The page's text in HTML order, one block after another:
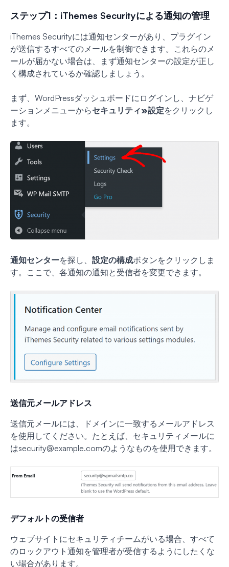
ステップ1：iThemes Securityによる通知の管理
iThemes Securityには通知センターがあり、プラグイン
が送信するすべてのメールを制御できます。これらのメ
ールが届かない場合は、まず通知センターの設定が正し
く構成されているか確認しましょう。
まず、WordPressダッシュボードにログインし、ナビゲ
ーションメニューからセキュリティ»設定をクリックし
ます。
通知センターを探し、 設定の構成ボタンをクリックしま
す。ここで、各通知の通知と受信者を変更できます。
送信元メールアドレス
送信元メールには、ドメインに一致するメールアドレス
を使用してください。たとえば、セキュリティメールに
はsecurity@example.comのようなものを使用できます。
デフォルトの受信者
ウェブサイトにセキュリティチームがいる場合、すべて
のロックアウト通知を管理者が受信するようにしたくな
い場合があります。